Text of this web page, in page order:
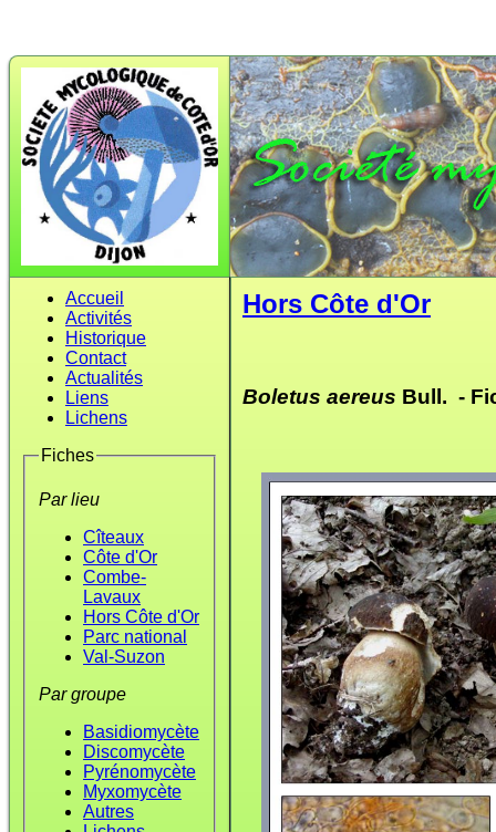
Accueil
Activités
Historique
Contact
Actualités
Liens
Lichens
Fiches
Par lieu
Cîteaux
Côte d'Or
Combe-
Lavaux
Hors Côte d'Or
Parc national
Val-Suzon
Par groupe
Basidiomycète
Discomycète
Pyrénomycète
Myxomycète
Autres
Hors Côte d'Or
Boletus aereus Bull. -